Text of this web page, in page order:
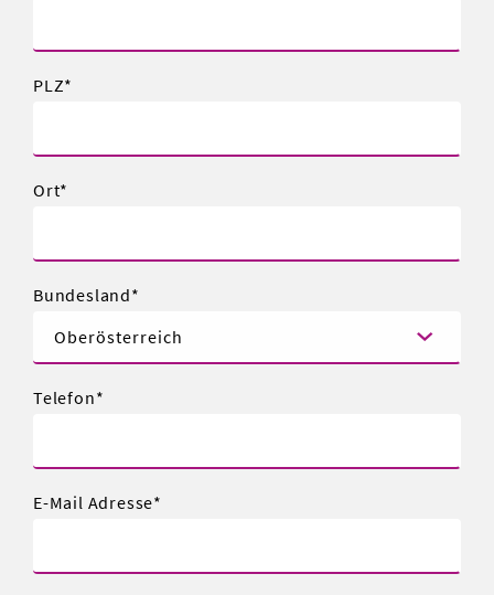
PLZ
Ort
Bundesland
Telefon
E-Mail Adresse